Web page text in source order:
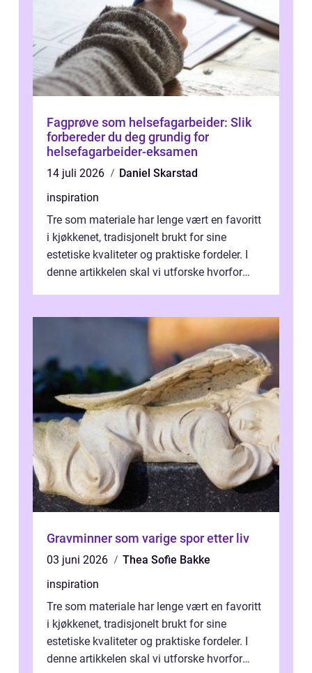
Fagprøve som helsefagarbeider: Slik
forbereder du deg grundig for
helsefagarbeider-eksamen
14 juli 2026
Daniel Skarstad
inspiration
Tre som materiale har lenge vært en favoritt
i kjøkkenet, tradisjonelt brukt for sine
estetiske kvaliteter og praktiske fordeler. I
denne artikkelen skal vi utforske hvorfor
Gravminner som varige spor etter liv
03 juni 2026
Thea Sofie Bakke
inspiration
Tre som materiale har lenge vært en favoritt
i kjøkkenet, tradisjonelt brukt for sine
estetiske kvaliteter og praktiske fordeler. I
denne artikkelen skal vi utforske hvorfor